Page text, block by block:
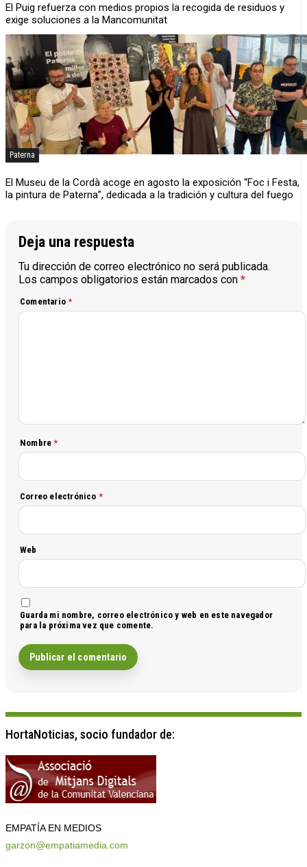
El Puig refuerza con medios propios la recogida de residuos y
exige soluciones a la Mancomunitat
Paterna
El Museu de la Cordà acoge en agosto la exposición “Foc i Festa,
la pintura de Paterna”, dedicada a la tradición y cultura del fuego
Deja una respuesta
Tu dirección de correo electrónico no será publicada.
Los campos obligatorios están marcados con *
Comentario*
Nombre*
Correo electrónico *
Web
Guarda mi nombre, correo electrónico y web en este navegador
para la próxima vez que comente.
HortaNoticias, socio fundador de:
EMPATÍA EN MEDIOS
garzon@empatiamedia.com